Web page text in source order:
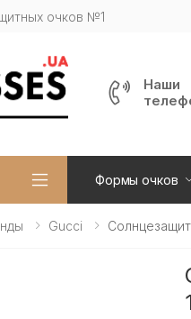
очков №1
Наши
Формы очков
Gucci